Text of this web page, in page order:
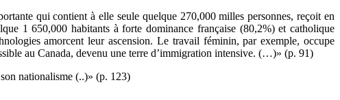
qui contient à elle seule quelque 270,000 milles personnes, reçoit en
1 650,000 habitants à forte dominance française (80,2%) et catholique
amorcent leur ascension. Le travail féminin, par exemple, occupe
au Canada, devenu une terre d’immigration intensive. (…)» (p. 91)
nationalisme (..)» (p. 123)